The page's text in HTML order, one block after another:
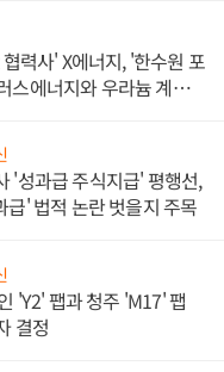
력사' X에너지, '한수원 포
스에너지와 우라늄 계약
'성과급 주식지급' 평행선,
' 법적 논란 벗을지 주목
'Y2' 팹과 청주 'M17' 팹
결정